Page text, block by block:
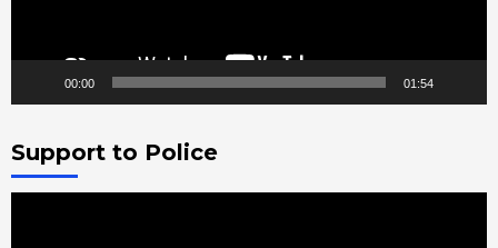
00:00 01:54
Support to Police